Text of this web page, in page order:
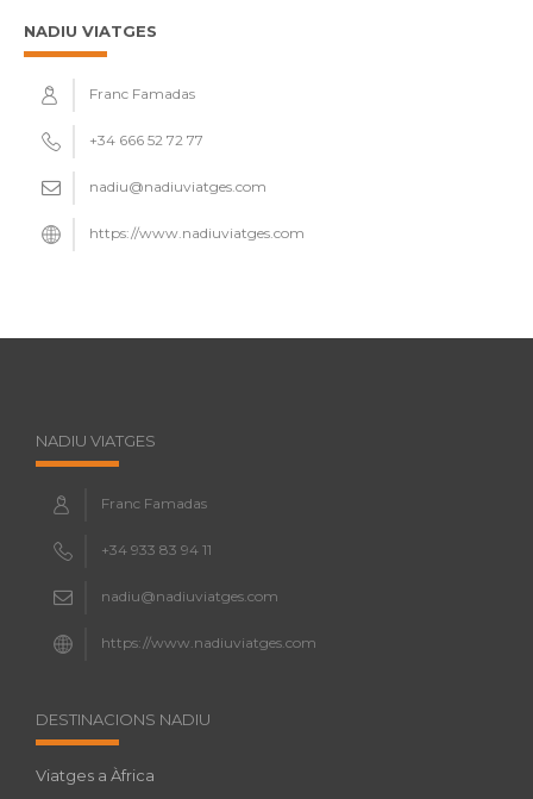
NADIU VIATGES
Franc Famadas
+34 666 52 72 77
nadiu@nadiuviatges.com
https://www.nadiuviatges.com
NADIU VIATGES
Franc Famadas
+34 933 83 94 11
nadiu@nadiuviatges.com
https://www.nadiuviatges.com
DESTINACIONS NADIU
Viatges a Àfrica